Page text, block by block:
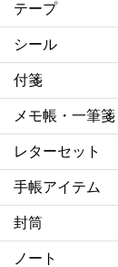
テープ
シール
付箋
メモ帳・一筆箋
レターセット
手帳アイテム
封筒
ノート